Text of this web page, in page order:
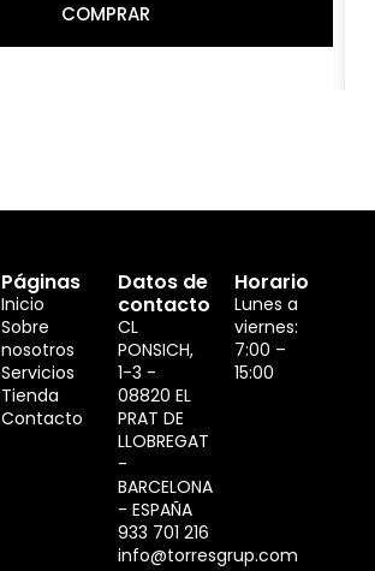
COMPRAR
Páginas
Inicio
Sobre
nosotros
Servicios
Tienda
Contacto
Datos de
contacto
CL
PONSICH,
1-3 -
08820 EL
PRAT DE
LLOBREGAT
-
BARCELONA
- ESPAÑA
933 701 216
info@torresgrup.com
Horario
Lunes a
viernes:
7:00 –
15:00